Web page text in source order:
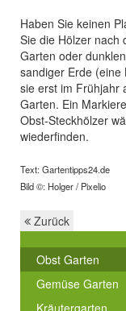
Haben Sie keinen
Sie die Hölzer nach
Garten oder
sandiger Erde (eine
sie erst im Frühjahr
Garten. Ein
Obst-Steckhölzer
wiederfinden.
Text: Gartentipps24.de
Bild ©: Holger / Pixelio
Zurück
Obst Garten
Gemüse Garten
Kräutergarten